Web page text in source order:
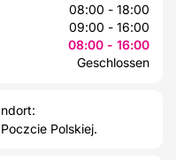
08:00 - 18:00
09:00 - 16:00
08:00 - 16:00
Geschlossen
Polskiej.